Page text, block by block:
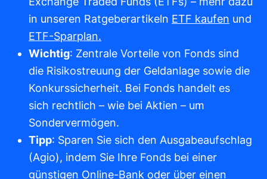
in unseren Ratgeberartikeln ETF kaufen und
ETF-Sparplan.
Wichtig: Zentrale Vorteile von Fonds sind
die Risikostreuung der Geldanlage sowie die
Konkurssicherheit. Bei Fonds handelt es
sich rechtlich – wie bei Aktien – um
Sondervermögen.
Tipp: Sparen Sie sich den Ausgabeaufschlag
(Agio), indem Sie Ihre Fonds bei einer
günstigen Online-Bank oder über einen